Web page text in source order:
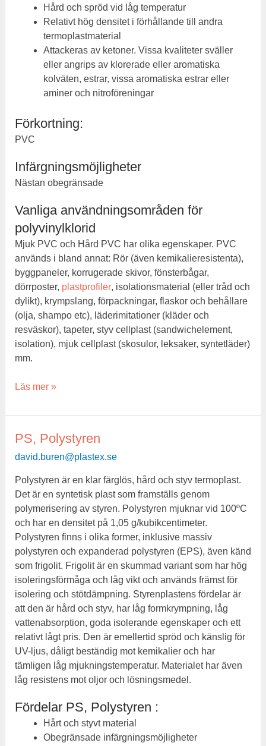
Hård och spröd vid låg temperatur
Relativt hög densitet i förhållande till andra
termoplastmaterial
Attackeras av ketoner. Vissa kvaliteter sväller
eller angrips av klorerade eller aromatiska
kolväten, estrar, vissa aromatiska estrar eller
aminer och nitroföreningar
Förkortning:
PVC
Infärgningsmöjligheter
Nästan obegränsade
Vanliga användningsområden för
polyvinylklorid
Mjuk PVC och Hård PVC har olika egenskaper. PVC
används i bland annat: Rör (även kemikalieresistenta),
byggpaneler, korrugerade skivor, fönsterbågar,
dörrposter, plastprofiler, isolationsmaterial (eller tråd och
dylikt), krympslang, förpackningar, flaskor och behållare
(olja, shampo etc), läderimitationer (kläder och
resväskor), tapeter, styv cellplast (sandwichelement,
isolation), mjuk cellplast (skosulor, leksaker, syntetläder)
mm.
Läs mer »
PS, Polystyren
david.buren@plastex.se
Polystyren är en klar färglös, hård och styv termoplast.
Det är en syntetisk plast som framställs genom
polymerisering av styren. Polystyren mjuknar vid 100ºC
och har en densitet på 1,05 g/kubikcentimeter.
Polystyren finns i olika former, inklusive massiv
polystyren och expanderad polystyren (EPS), även känd
som frigolit. Frigolit är en skummad variant som har hög
isoleringsförmåga och låg vikt och används främst för
isolering och stötdämpning. Styrenplastens fördelar är
att den är hård och styv, har låg formkrympning, låg
vattenabsorption, goda isolerande egenskaper och ett
relativt lågt pris. Den är emellertid spröd och känslig för
UV-ljus, dåligt beständig mot kemikalier och har
tämligen låg mjukningstemperatur. Materialet har även
låg resistens mot oljor och lösningsmedel.
Fördelar PS, Polystyren :
Hårt och styvt material
Obegränsade infärgningsmöjligheter
PS,
Polystyren